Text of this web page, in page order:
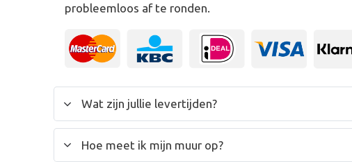
probleemloos af te ronden.
Wat zijn jullie levertijden?
Hoe meet ik mijn muur op?